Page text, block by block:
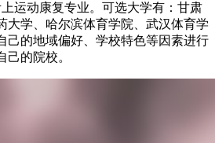
运动康复专业。可选大学有：甘肃
大学、哈尔滨体育学院、武汉体育学
己的地域偏好、学校特色等因素进行
的院校。